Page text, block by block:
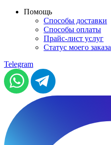
Помощь
Способы доставки
Способы оплаты
Прайс-лист услуг
Статус моего заказа
Telegram